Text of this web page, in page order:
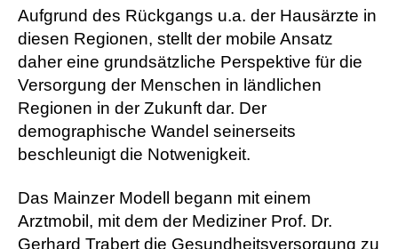
Aufgrund des Rückgangs u.a. der Hausärzte in
diesen Regionen, stellt der mobile Ansatz
daher eine grundsätzliche Perspektive für die
Versorgung der Menschen in ländlichen
Regionen in der Zukunft dar. Der
demographische Wandel seinerseits
beschleunigt die Notwenigkeit.
Das Mainzer Modell begann mit einem
Arztmobil, mit dem der Mediziner Prof. Dr.
Gerhard Trabert die Gesundheitsversorgung zu